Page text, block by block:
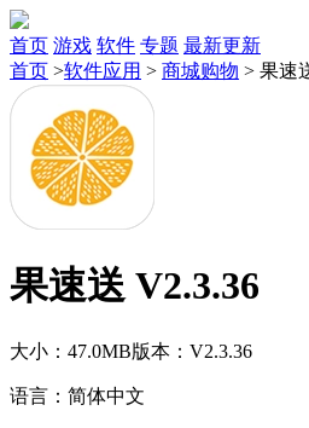
首页 游戏 软件 专题 最新更新
首页 >软件应用 > 商城购物 > 果速
果速送 V2.3.36
大小：47.0MB版本：V2.3.36
语言：简体中文